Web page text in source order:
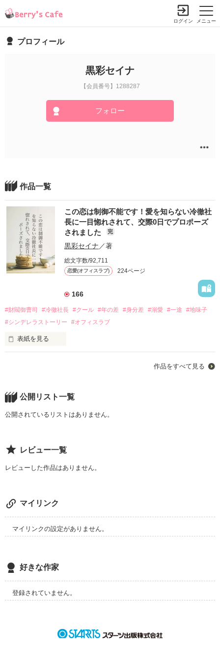
メニュー
ログイン
プロフィール
黒彩セイナ
【会員番号】1288287
フォロー
作品一覧
この恋は制御不能です！愛を知らない冷徹社
長に一目惚れされて、交際0日でプロポーズ
されました
完
黒彩セイナ ／著
総文字数/92,711
恋愛(オフィスラブ) 224ページ
166
#財閥御曹司 #冷徹社長 #クール #年の差 #身分差 #溺愛 #一途
#地味子
#シンデレラストーリー
#オフィスラブ
表紙を見る
会ったのは、狂気的なまでに美しい一人の日本人男性だった。
耳元で囁かれた甘い言葉と熱い眼差しに、私の胸は感じたこと
ないほどに大きく高鳴り、彼と一夜を共にした。
のに……
帰国した私を待っていたのは、イタリアで出会った彼だった。
しかも、彼は私が勤める会社の新社長で、交際0日でまさかの
プロポーズされる！
真っ直ぐすぎる彼の愛に、閉ざされていた私の心は少しずつ開
きはじめるけど、身分差のあるこの恋に、未来はあるの？？
天野心音　（アマノ　ココネ）
作品をすべて見る
公開リスト一覧
公開されているリストはありません。
レビュー一覧
レビューした作品はありません。
マイリンク
マイリンクの設定がありません。
好きな作家
登録されていません。